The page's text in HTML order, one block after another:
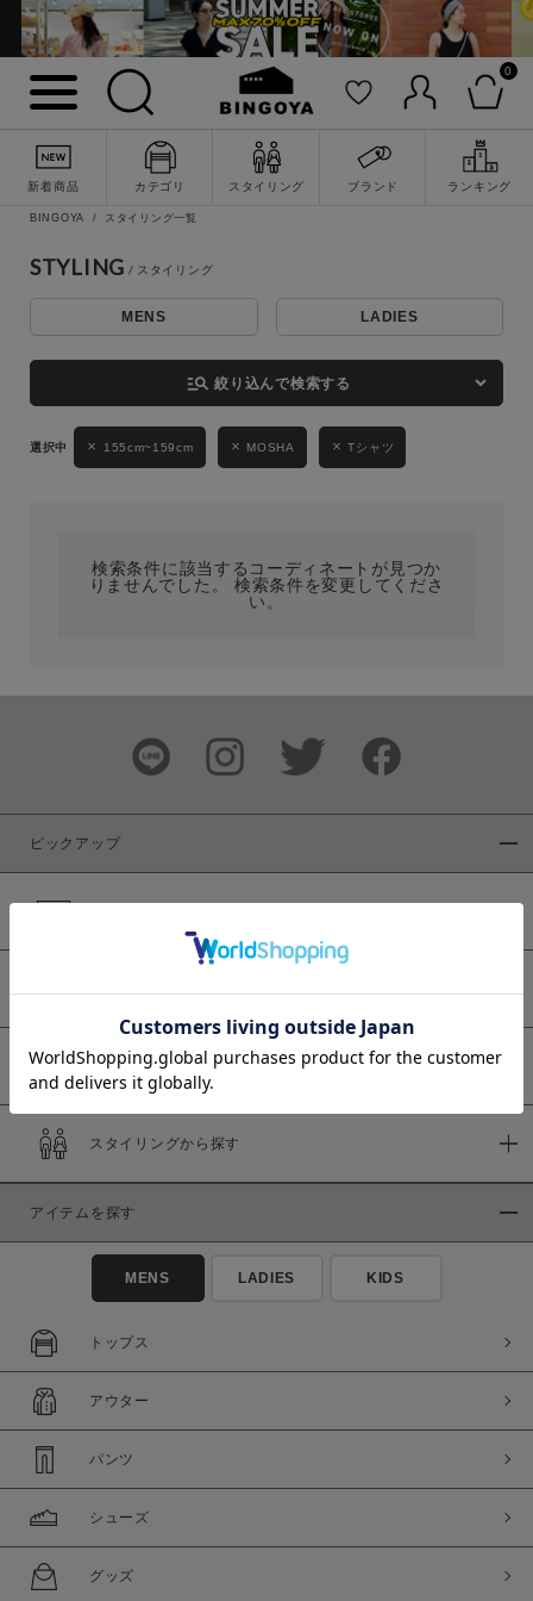
0
新着商品 カテゴリ スタイリング ブランド ランキング
詳細検索
価格
～
商品タイプ
通常商品 予約商品
在庫
在庫あり 在庫なし含む
BINGOYA スタイリング一覧
STYLING
MENS LADIES
manage_search 絞り込んで検索する
155cm~159cm MOSHA Tシャツ
検索条件に該当するコーディネートが見つか
りませんでした。 検索条件を変更してくださ
い。
ピックアップ
予約商品
スタイリングから探す
アイテムを探す
MENS LADIES KIDS
トップス
アウター
パンツ
シューズ
グッズ